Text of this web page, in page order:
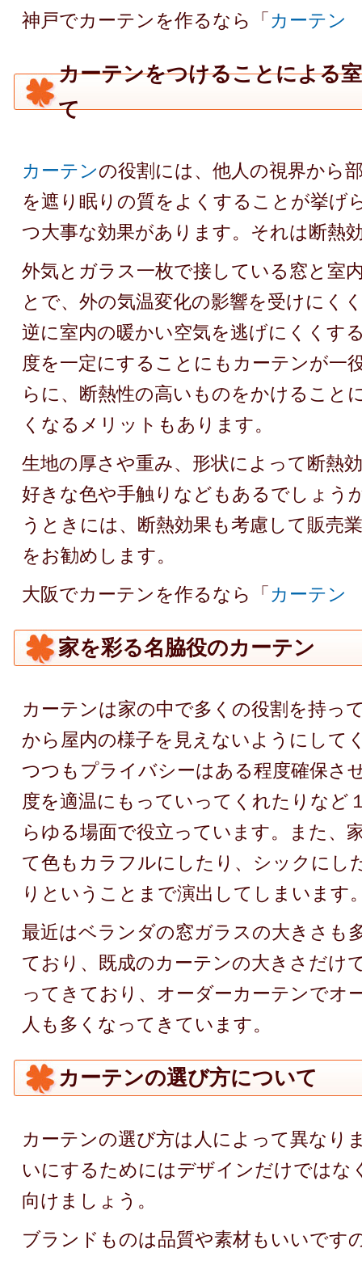
神戸でカーテンを作るなら「カーテン
カーテンをつけることによる
て
カーテンの役割には、他人の視界から
を遮り眠りの質をよくすることが挙げ
つ大事な効果があります。それは断熱
外気とガラス一枚で接している窓と室
とで、外の気温変化の影響を受けにく
逆に室内の暖かい空気を逃げにくくす
度を一定にすることにもカーテンが一
らに、断熱性の高いものをかけること
くなるメリットもあります。
生地の厚さや重み、形状によって断熱
好きな色や手触りなどもあるでしょう
うときには、断熱効果も考慮して販売
をお勧めします。
大阪でカーテンを作るなら「カーテン
家を彩る名脇役のカーテン
カーテンは家の中で多くの役割を持っ
から屋内の様子を見えないようにして
つつもプライバシーはある程度確保さ
度を適温にもっていってくれたりなど
らゆる場面で役立っています。また、
て色もカラフルにしたり、シックにし
りということまで演出してしまいます
最近はベランダの窓ガラスの大きさも
ており、既成のカーテンの大きさだけ
ってきており、オーダーカーテンでオ
人も多くなってきています。
カーテンの選び方について
カーテンの選び方は人によって異なり
いにするためにはデザインだけではな
向けましょう。
ブランドものは品質や素材もいいです